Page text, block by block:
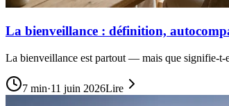
La bienveillance : définition,
La bienveillance est partout — mais que signifie-t-
7 min·11 juin 2026Lire